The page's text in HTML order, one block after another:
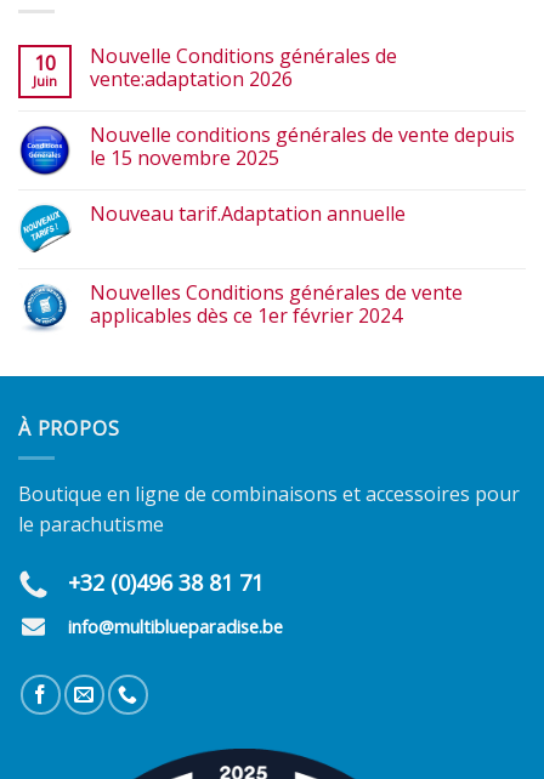
10
Juin
Nouvelle Conditions générales de
vente:adaptation 2026
Nouvelle conditions générales de vente depuis
le 15 novembre 2025
Nouveau tarif.Adaptation annuelle
Nouvelles Conditions générales de vente
applicables dès ce 1er février 2024
À PROPOS
Boutique en ligne de combinaisons et accessoires pour
le parachutisme
+32 (0)496 38 81 71
info@multiblueparadise.be